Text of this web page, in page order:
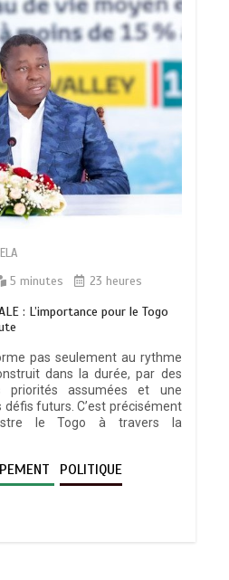
5 minutes 23 heures
: L’importance pour le Togo
pas seulement au rythme
dans la durée, par des
priorités assumées et une
futurs. C’est précisément
le Togo à travers la
POLITIQUE